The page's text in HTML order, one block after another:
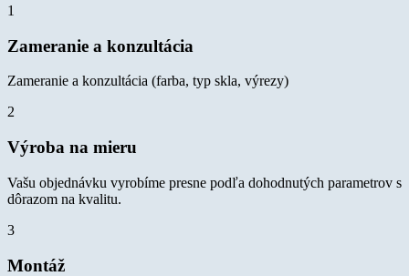
1
Zameranie a konzultácia
Zameranie a konzultácia (farba, typ skla, výrezy)
2
Výroba na mieru
Vašu objednávku vyrobíme presne podľa dohodnutých parametrov s
dôrazom na kvalitu.
3
Montáž